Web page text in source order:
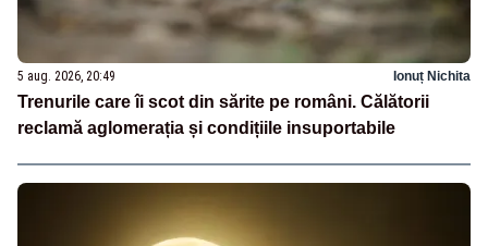
5 aug. 2026, 20:49 Ionuț Nichita
Trenurile care îi scot din sărite pe români. Călătorii
reclamă aglomerația și condițiile insuportabile